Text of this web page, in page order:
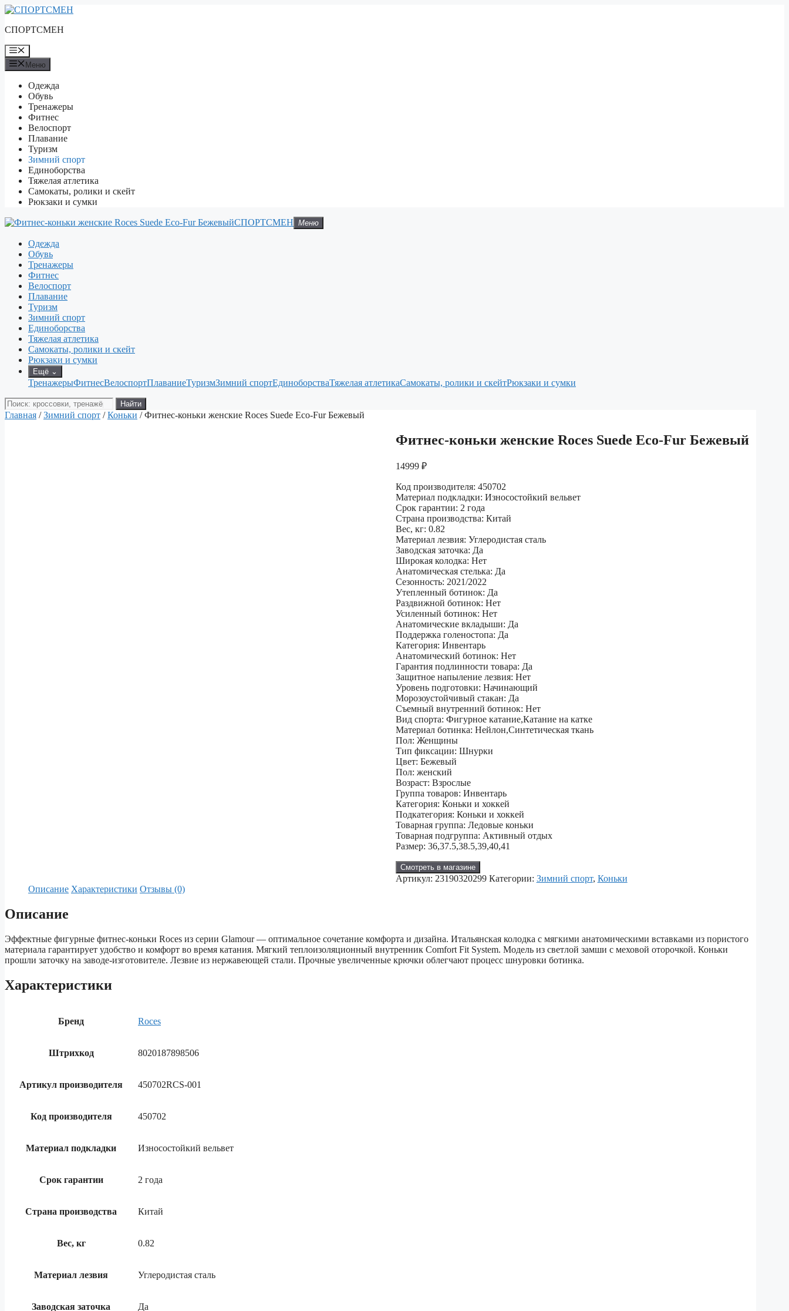
Перейти
содержимому
СПОРТСМЕН
Меню
Меню
Одежда
Обувь
Тренажеры
Фитнес
Велоспорт
Плавание
Туризм
Зимний спорт
Единоборства
Тяжелая атлетика
Самокаты, ролики и скейт
Рюкзаки и сумки
СПОРТСМЕН Меню
Одежда
Обувь
Тренажеры
Фитнес
Велоспорт
Плавание
Туризм
Зимний спорт
Единоборства
Тяжелая атлетика
Самокаты, ролики и скейт
Рюкзаки и сумки
Ещё ⌄
ТренажерыФитнесВелоспортПлаваниеТуризмЗимний спортЕдиноборстваТяжелая атлетикаСамокаты, ролики и скейтРюкзаки и сумки
Поиск
товаров
Найти
Главная /Зимний спорт /Коньки / Фитнес-коньки женские Roces Suede Eco-Fur Бежевый
Фитнес-коньки женские Roces Suede Eco-Fur Бежевый
14999 ₽
Код производителя: 450702
Материал подкладки: Износостойкий вельвет
Срок гарантии: 2 года
Страна производства: Китай
Вес, кг: 0.82
Материал лезвия: Углеродистая сталь
Заводская заточка: Да
Широкая колодка: Нет
Анатомическая стелька: Да
Сезонность: 2021/2022
Утепленный ботинок: Да
Раздвижной ботинок: Нет
Усиленный ботинок: Нет
Анатомические вкладыши: Да
Поддержка голеностопа: Да
Категория: Инвентарь
Анатомический ботинок: Нет
Гарантия подлинности товара: Да
Защитное напыление лезвия: Нет
Уровень подготовки: Начинающий
Морозоустойчивый стакан: Да
Съемный внутренний ботинок: Нет
Вид спорта: Фигурное катание,Катание на катке
Материал ботинка: Нейлон,Синтетическая ткань
Пол: Женщины
Тип фиксации: Шнурки
Цвет: Бежевый
Пол: женский
Возраст: Взрослые
Группа товаров: Инвентарь
Категория: Коньки и хоккей
Подкатегория: Коньки и хоккей
Товарная группа: Ледовые коньки
Товарная подгруппа: Активный отдых
Размер: 36,37.5,38.5,39,40,41
Смотреть в магазине
Артикул: 23190320299 Категории: Зимний спорт, Коньки
Описание Характеристики Отзывы (0)
Описание
Эффектные фигурные фитнес-коньки Roces из серии Glamour — оптимальное сочетание комфорта и дизайна. Итальянская колодка с мягкими анатомическими вставками из пористого
материала гарантирует удобство и комфорт во время катания. Мягкий теплоизоляционный внутренник Comfort Fit System. Модель из светлой замши с меховой оторочкой. Коньки
прошли заточку на заводе-изготовителе. Лезвие из нержавеющей стали. Прочные увеличенные крючки облегчают процесс шнуровки ботинка.
Характеристики
Бренд Roces
Штрихкод 8020187898506
Артикул производителя 450702RCS-001
Код производителя 450702
Материал подкладки Износостойкий вельвет
Срок гарантии 2 года
Страна производства Китай
Вес, кг 0.82
Материал лезвия Углеродистая сталь
Заводская заточка Да